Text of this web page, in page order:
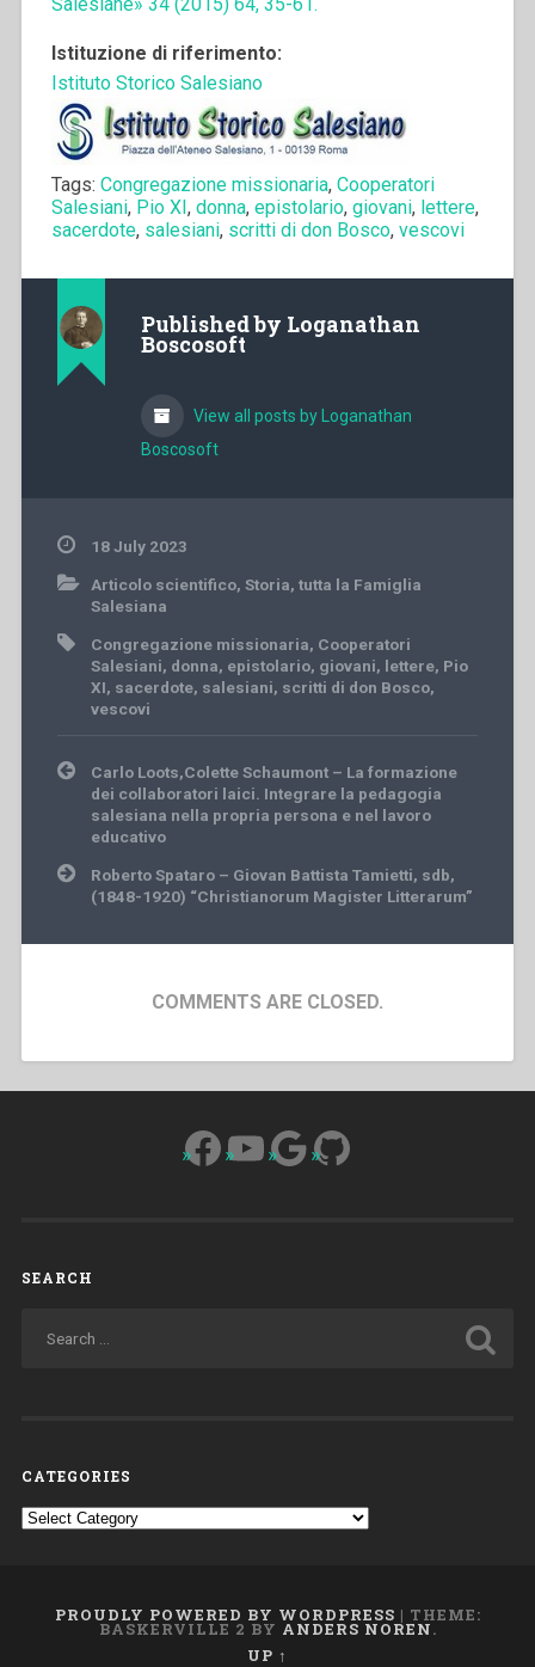
Istituzione di riferimento:
Istituto Storico Salesiano
Tags: Congregazione missionaria, Cooperatori
Salesiani, Pio XI, donna, epistolario, giovani, lettere,
sacerdote, salesiani, scritti di don Bosco, vescovi
Published by Loganathan
Boscosoft
View all posts by Loganathan
Boscosoft
18 July 2023
Articolo scientifico, Storia, tutta la Famiglia
Salesiana
Congregazione missionaria, Cooperatori
Salesiani, donna, epistolario, giovani, lettere, Pio
XI, sacerdote, salesiani, scritti di don Bosco,
vescovi
Post
navigation
Carlo Loots,Colette Schaumont – La formazione
dei collaboratori laici. Integrare la pedagogia
salesiana nella propria persona e nel lavoro
educativo
Roberto Spataro – Giovan Battista Tamietti, sdb,
(1848-1920) “Christianorum Magister Litterarum”
COMMENTS ARE CLOSED.
Facebook
YouTube
Google
GitHub
SEARCH
CATEGORIES
Categories
PROUDLY POWERED BY WORDPRESS | THEME:
BASKERVILLE 2 BY ANDERS NOREN.
UP ↑